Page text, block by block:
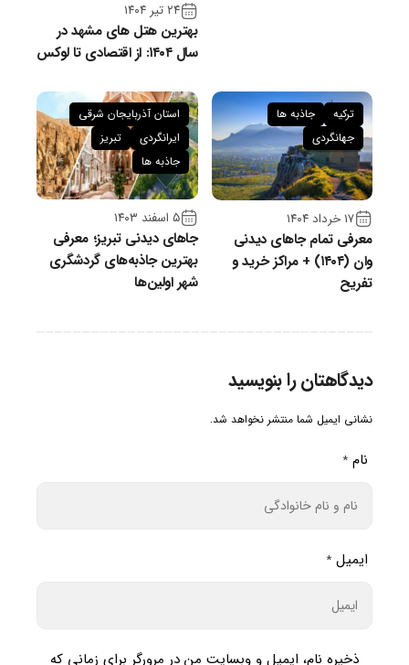
۲۴ تیر ۱۴۰۴
بهترین هتل های مشهد در
سال ۱۴۰۴: از اقتصادی تا لوکس
۱۷ خرداد ۱۴۰۴
معرفی تمام جاهای دیدنی
وان (۱۴۰۴) + مراکز خرید و
تفریح
ترکیه
جاذبه ها
جهانگردی
۵ اسفند ۱۴۰۳
جاهای دیدنی تبریز؛ معرفی
بهترین جاذبه‌های گردشگری
شهر اولین‌ها
استان آذربایجان شرقی
ایرانگردی
تبریز
جاذبه ها
دیدگاهتان را بنویسید
نشانی ایمیل شما منتشر نخواهد شد.
نام *
ایمیل *
ذخیره نام، ایمیل و وبسایت من در مرورگر برای زمانی که